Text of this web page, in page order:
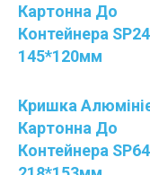
Картонна До
Контейнера
145*120мм
Кришка
Картонна До
Контейнера